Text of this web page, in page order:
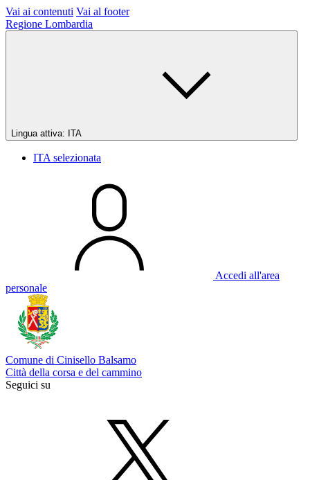
Vai ai contenuti Vai al footer
Regione Lombardia
Lingua attiva: ITA
ITA selezionata
Accedi all'area
personale
Comune di Cinisello Balsamo
Città della corsa e del cammino
Seguici su